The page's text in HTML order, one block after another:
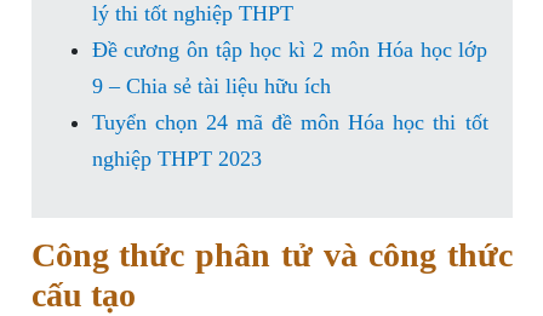
lý thi tốt nghiệp THPT
Đề cương ôn tập học kì 2 môn Hóa học lớp
9 – Chia sẻ tài liệu hữu ích
Tuyển chọn 24 mã đề môn Hóa học thi tốt
nghiệp THPT 2023
Công thức phân tử và công thức
cấu tạo